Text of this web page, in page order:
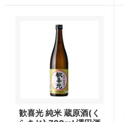
歓喜光 純米 蔵原酒(く